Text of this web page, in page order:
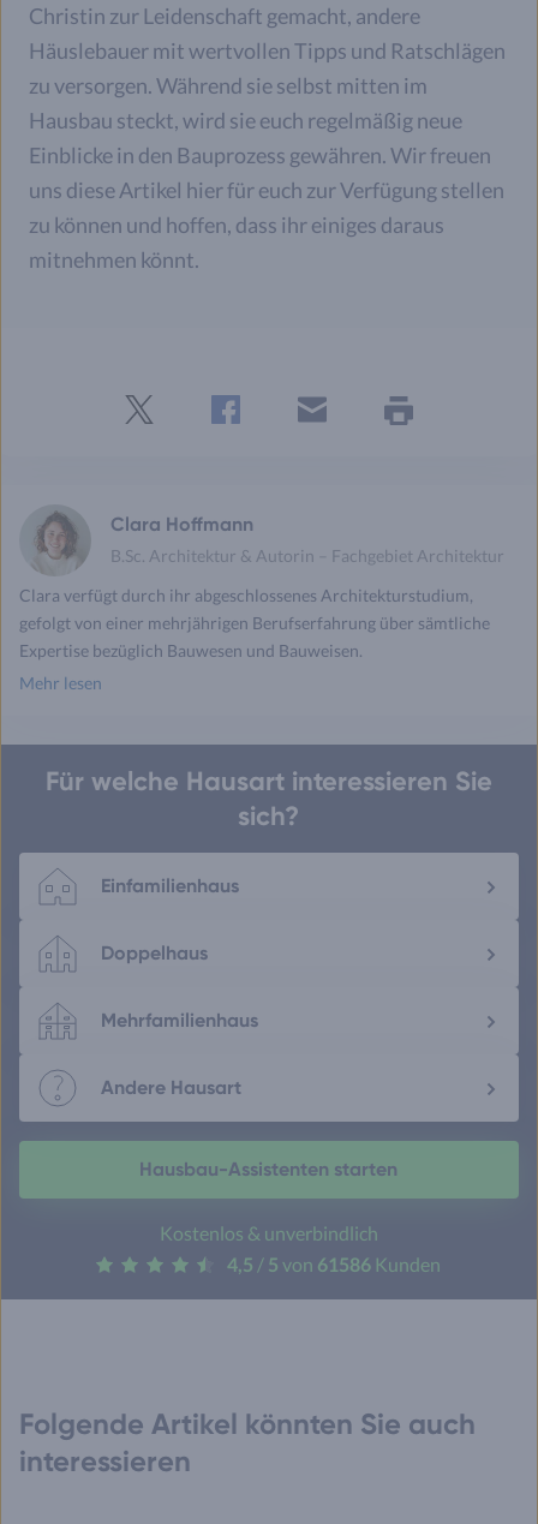
Christin zur Leidenschaft gemacht, andere
Häuslebauer mit wertvollen Tipps und Ratschlägen
zu versorgen. Während sie selbst mitten im
Hausbau steckt, wird sie euch regelmäßig neue
Einblicke in den Bauprozess gewähren. Wir freuen
uns diese Artikel hier für euch zur Verfügung stellen
zu können und hoffen, dass ihr einiges daraus
mitnehmen könnt.
Clara Hoffmann
B.Sc. Architektur & Autorin – Fachgebiet Architektur
Clara verfügt durch ihr abgeschlossenes Architekturstudium,
gefolgt von einer mehrjährigen Berufserfahrung über sämtliche
Expertise bezüglich Bauwesen und Bauweisen.
Mehr lesen
Für welche Hausart interessieren Sie
sich?
Einfamilienhaus
Doppelhaus
Mehrfamilienhaus
Andere Hausart
Hausbau-Assistenten starten
Kostenlos & unverbindlich
4,5 / 5 von 61586 Kunden
Folgende Artikel könnten Sie auch
interessieren